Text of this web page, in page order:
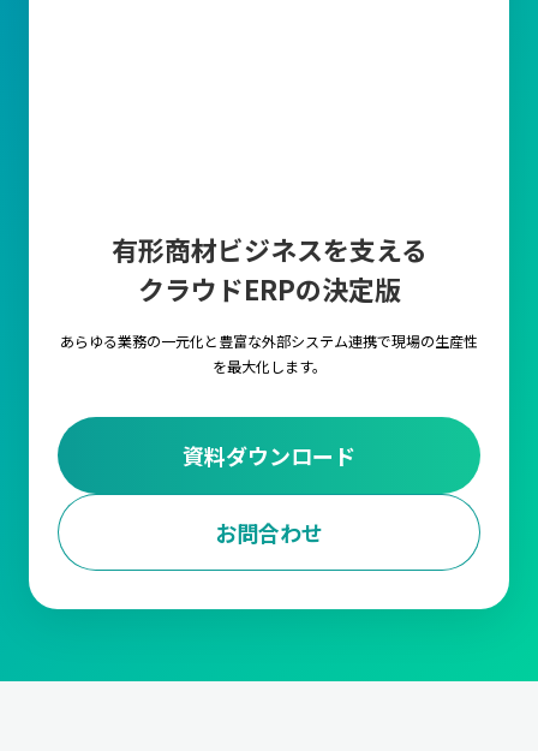
有形商材ビジネスを支える
クラウドERPの決定版
あらゆる業務の一元化と豊富な外部システム連携で現場の生産性
を最大化します。
資料ダウンロード
お問合わせ